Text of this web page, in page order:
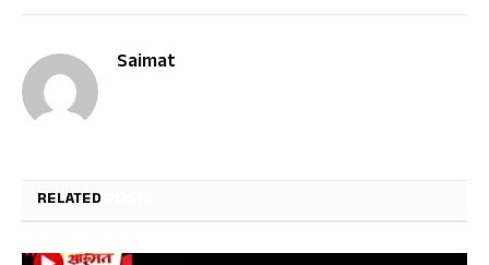
Saimat
RELATED